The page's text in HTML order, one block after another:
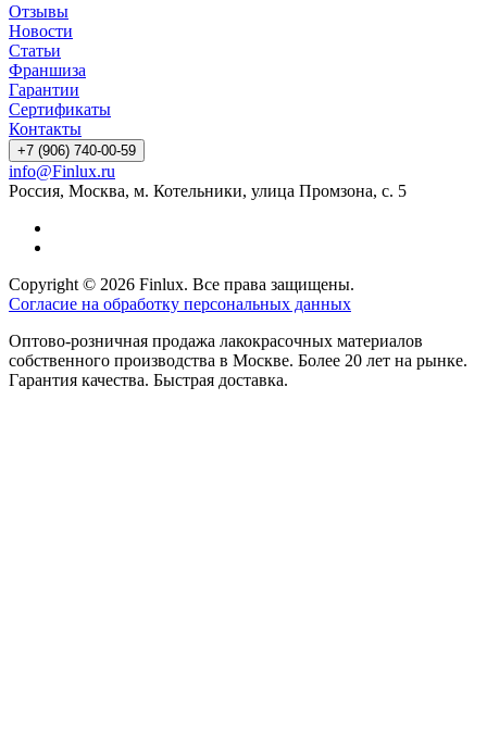
Отзывы
Новости
Статьи
Франшиза
Гарантии
Сертификаты
Контакты
+7 (906) 740-00-59
info@Finlux.ru
Россия, Москва, м. Котельники, улица Промзона, с. 5
Copyright © 2026 Finlux. Все права защищены.
Согласие на обработку персональных данных
Оптово-розничная продажа лакокрасочных материалов
собственного производства в Москве. Более 20 лет на рынке.
Гарантия качества. Быстрая доставка.